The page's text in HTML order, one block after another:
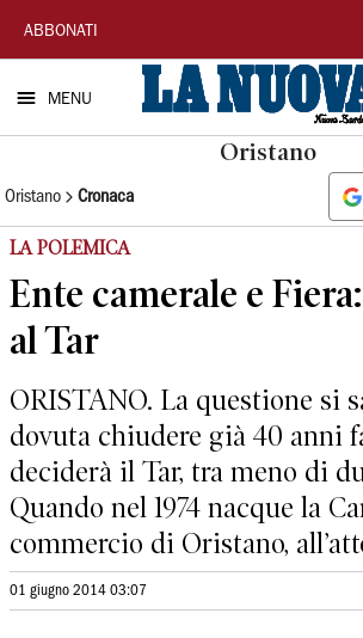
La
Nuova
Sardegna
ABBONATI
MENU
Oristano
Oristano Cronaca
LA POLEMICA
Ente camerale e
al Tar
ORISTANO. La questione si
dovuta chiudere già 40 anni
deciderà il Tar, tra meno di
Quando nel 1974 nacque la
commercio di Oristano,
01 giugno 2014 03:07